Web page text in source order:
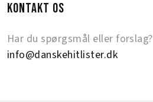
KONTAKT OS
Har du spørgsmål eller forslag?
info@danskehitlister.dk